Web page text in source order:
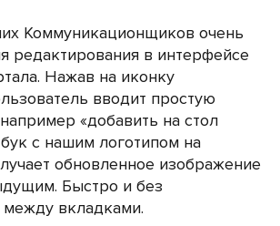
Коммуникационщиков очень
редактирования в интерфейсе
Нажав на иконку
вводит простую
«добавить на стол
с нашим логотипом на
обновленное изображение
Быстро и без
вкладками.